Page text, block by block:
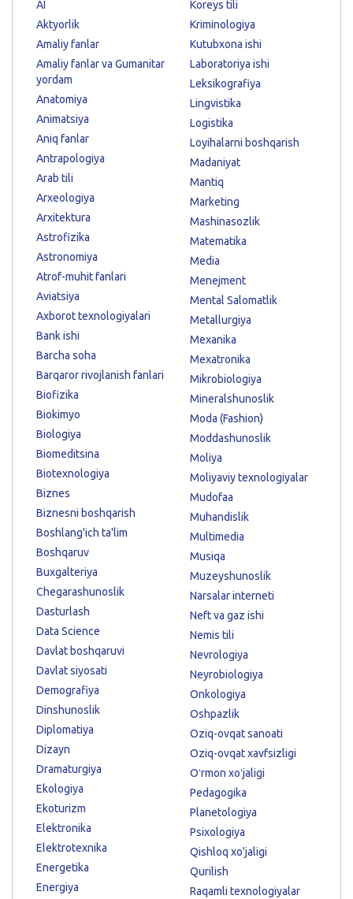
AI
Aktyorlik
Amaliy fanlar
Amaliy fanlar va Gumanitar
yordam
Anatomiya
Animatsiya
Aniq fanlar
Antrapologiya
Arab tili
Arxeologiya
Arxitektura
Astrofizika
Astronomiya
Atrof-muhit fanlari
Aviatsiya
Axborot texnologiyalari
Bank ishi
Barcha soha
Barqaror rivojlanish fanlari
Biofizika
Biokimyo
Biologiya
Biomeditsina
Biotexnologiya
Biznes
Biznesni boshqarish
Boshlang'ich ta'lim
Boshqaruv
Buxgalteriya
Chegarashunoslik
Dasturlash
Data Science
Davlat boshqaruvi
Davlat siyosati
Demografiya
Dinshunoslik
Diplomatiya
Dizayn
Dramaturgiya
Ekologiya
Ekoturizm
Elektronika
Elektrotexnika
Energetika
Energiya
Koreys tili
Kriminologiya
Kutubxona ishi
Laboratoriya ishi
Leksikografiya
Lingvistika
Logistika
Loyihalarni boshqarish
Madaniyat
Mantiq
Marketing
Mashinasozlik
Matematika
Media
Menejment
Mental Salomatlik
Metallurgiya
Mexanika
Mexatronika
Mikrobiologiya
Mineralshunoslik
Moda (Fashion)
Moddashunoslik
Moliya
Moliyaviy texnologiyalar
Mudofaa
Muhandislik
Multimedia
Musiqa
Muzeyshunoslik
Narsalar interneti
Neft va gaz ishi
Nemis tili
Nevrologiya
Neyrobiologiya
Onkologiya
Oshpazlik
Oziq-ovqat sanoati
Oziq-ovqat xavfsizligi
Oʻrmon xoʻjaligi
Pedagogika
Planetologiya
Psixologiya
Qishloq xo'jaligi
Qurilish
Raqamli texnologiyalar